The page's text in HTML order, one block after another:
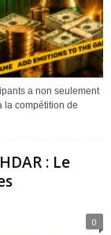
a non seulement
la compétition de
: Le
0